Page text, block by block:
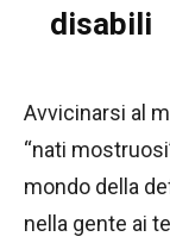
disabili
Avvicinarsi al
“nati
mondo della
nella gente ai